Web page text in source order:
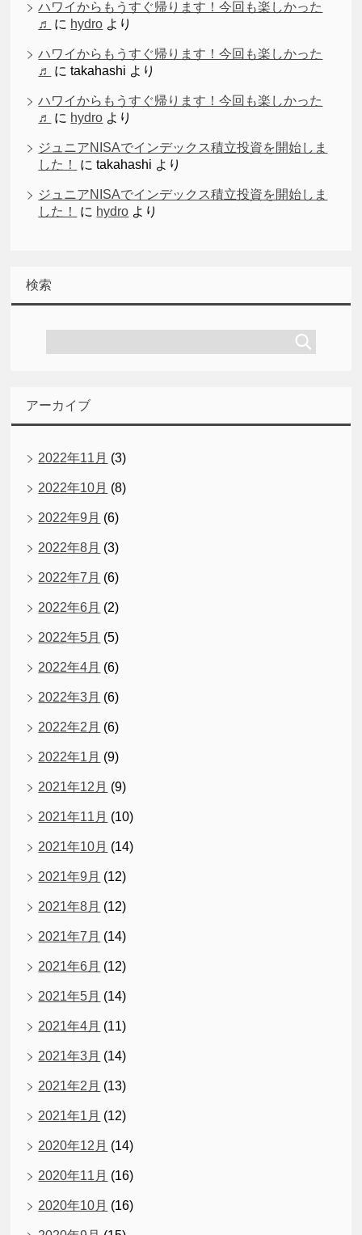
ハワイからもうすぐ帰ります！今回も楽しかった
♬
に hydro より
ハワイからもうすぐ帰ります！今回も楽しかった
♬
にtakahashi より
ハワイからもうすぐ帰ります！今回も楽しかった
♬
に hydro より
ジュニアNISAでインデックス積立投資を開始しま
した！
にtakahashi より
ジュニアNISAでインデックス積立投資を開始しま
した！
に hydro より
検索
アーカイブ
2022年11月 (3)
2022年10月 (8)
2022年9月 (6)
2022年8月 (3)
2022年7月 (6)
2022年6月 (2)
2022年5月 (5)
2022年4月 (6)
2022年3月 (6)
2022年2月 (6)
2022年1月 (9)
2021年12月 (9)
2021年11月 (10)
2021年10月 (14)
2021年9月 (12)
2021年8月 (12)
2021年7月 (14)
2021年6月 (12)
2021年5月 (14)
2021年4月 (11)
2021年3月 (14)
2021年2月 (13)
2021年1月 (12)
2020年12月 (14)
2020年11月 (16)
2020年10月 (16)